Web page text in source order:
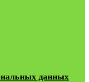
данных